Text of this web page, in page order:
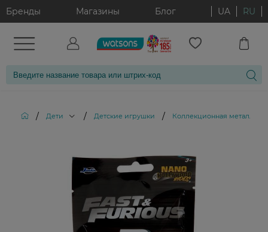
Бренды Магазины Блог UA RU
/ Дети / Детские игрушки / Коллекционная